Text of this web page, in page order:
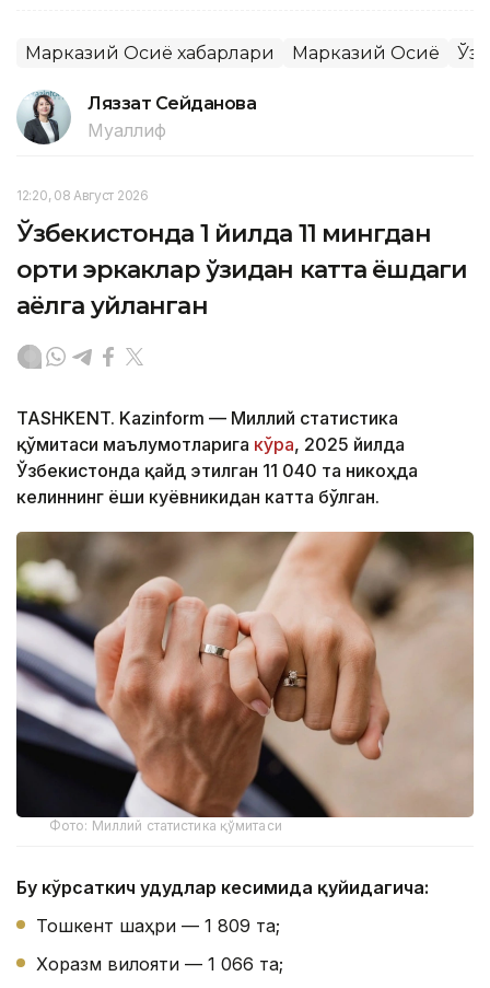
Марказий Осиё хабарлари Марказий Осиё
Ляззат Сейданова
Муаллиф
12:20, 08 Август 2026
Ўзбекистонда 1 йилда 11 мингдан
ортиқ эркаклар ўзидан катта ёшдаги
аёлга уйланган
TASHKENT. Kazinform — Миллий статистика
қўмитаси маълумотларига кўра, 2025 йилда
Ўзбекистонда қайд этилган 11 040 та никоҳда
келиннинг ёши куёвникидан катта бўлган.
Фото: Миллий статистика қўмитаси
Бу кўрсаткич ҳудудлар кесимида қуйидагича:
Тошкент шаҳри — 1 809 та;
Хоразм вилояти — 1 066 та;